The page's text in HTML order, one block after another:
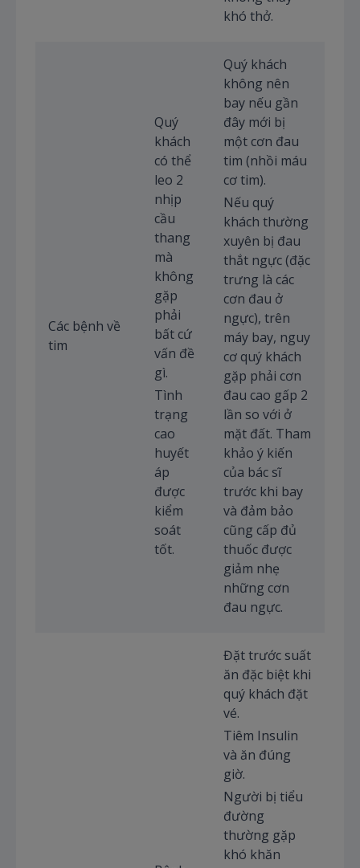
khó thở.
Các bệnh về
tim
Quý
khách
có thể
leo 2
nhịp
cầu
thang
mà
không
gặp
phải
bất cứ
vấn đề
gì.
Tình
trạng
cao
huyết
áp
được
kiểm
soát
tốt.
Quý khách
không nên
bay nếu gần
đây mới bị
một cơn đau
tim (nhồi máu
cơ tim).
Nếu quý
khách thường
xuyên bị đau
thắt ngực (đặc
trưng là các
cơn đau ở
ngực), trên
máy bay, nguy
cơ quý khách
gặp phải cơn
đau cao gấp 2
lần so với ở
mặt đất. Tham
khảo ý kiến
của bác sĩ
trước khi bay
và đảm bảo
cũng cấp đủ
thuốc được
giảm nhẹ
những cơn
đau ngực.
Đặt trước suất
ăn đặc biệt khi
quý khách đặt
vé.
Tiêm Insulin
và ăn đúng
giờ.
Người bị tiểu
đường
thường gặp
khó khăn